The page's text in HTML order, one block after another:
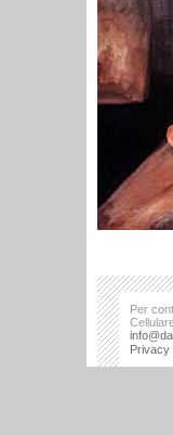
Per
Privacy